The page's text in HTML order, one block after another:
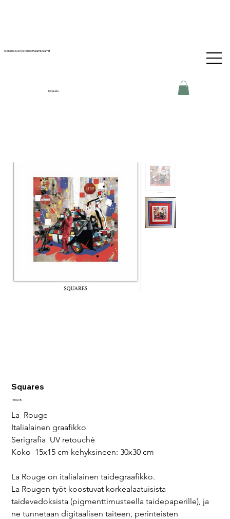
Galleria-Kehystämö RaamiDaamit
Kirjaudu
Squares
Hinta
130,00 €
La  Rouge
Italialainen graafikko
Serigrafia  UV retouché
Koko  15x15 cm kehyksineen: 30x30 cm
La Rouge on italialainen taidegraafikko.
La Rougen työt koostuvat korkealaatuisista
taidevedoksista (pigmenttimusteella taidepaperille), ja
ne tunnetaan digitaalisen taiteen, perinteisten